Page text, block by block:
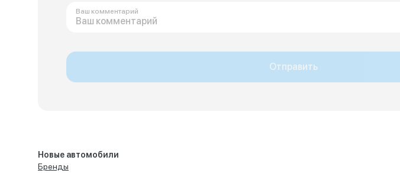
Ваш комментарий
Отправить
Новые автомобили
Бренды